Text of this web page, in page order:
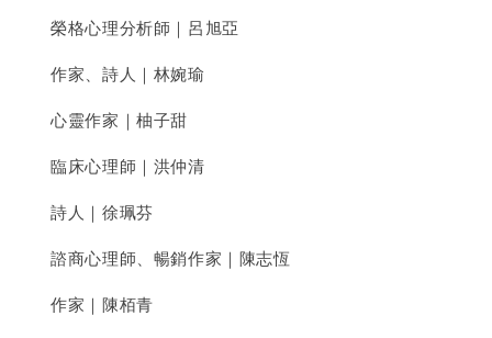
榮格心理分析師｜呂旭亞
作家、詩人｜林婉瑜
心靈作家｜柚子甜
臨床心理師｜洪仲清
詩人｜徐珮芬
諮商心理師、暢銷作家｜陳志恆
作家｜陳栢青